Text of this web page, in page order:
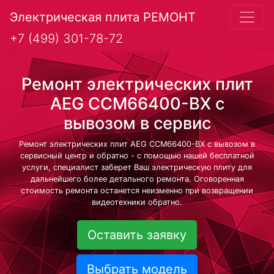
Электрическая плита РЕМОНТ
+7 (499) 301-78-72
Ремонт электрических плит
AEG CCM66400-BX с
вывозом в сервис
Ремонт электрических плит AEG CCM66400-BX с вывозом в
сервисный центр и обратно - с помощью нашей бесплатной
услуги, специалист заберет Ваш электрическую плиту для
дальнейшего более детального ремонта. Оговоренная
стоимость ремонта останется неизменно при возвращении
видеотехники обратно.
Оставить заявку
Выбрать модель